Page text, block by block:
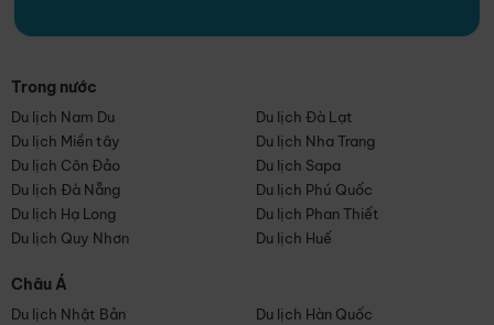
Trong nước
Du lịch Nam Du
Du lịch Đà Lạt
Du lịch Miền tây
Du lịch Nha Trang
Du lịch Côn Đảo
Du lịch Sapa
Du lịch Đà Nẵng
Du lịch Phú Quốc
Du lịch Hạ Long
Du lịch Phan Thiết
Du lịch Quy Nhơn
Du lịch Huế
Châu Á
Du lịch Nhật Bản
Du lịch Hàn Quốc